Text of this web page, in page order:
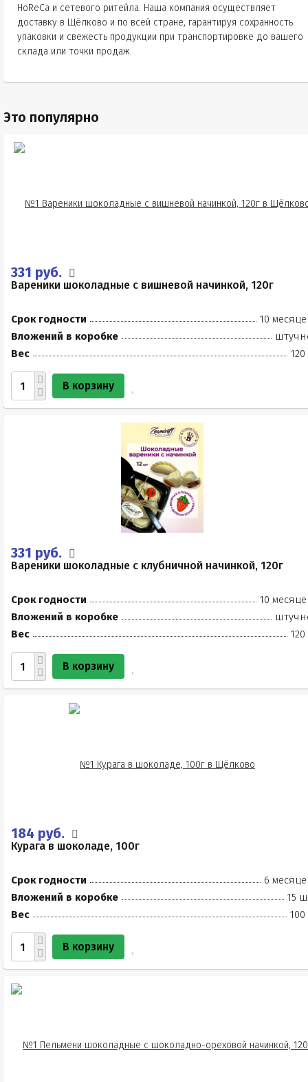
HoReCa и сетевого ритейла. Наша компания осуществляет
доставку в Щёлково и по всей стране, гарантируя сохранность
упаковки и свежесть продукции при транспортировке до вашего
склада или точки продаж.
Это популярно
331 руб.
Вареники шоколадные с вишневой начинкой, 120г
Срок годности
10
Вложений в коробке
Вес
120
В корзину
331 руб.
Вареники шоколадные с клубничной начинкой, 120г
Срок годности
10
Вложений в коробке
Вес
120
В корзину
184 руб.
Курага в шоколаде, 100г
Срок годности
6
Вложений в коробке
15
Вес
100
В корзину